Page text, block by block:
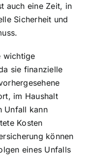
auch eine Zeit, in
Sicherheit und
wichtige
sie finanzielle
im Haushalt
Unfall kann
Kosten
können
eines Unfalls